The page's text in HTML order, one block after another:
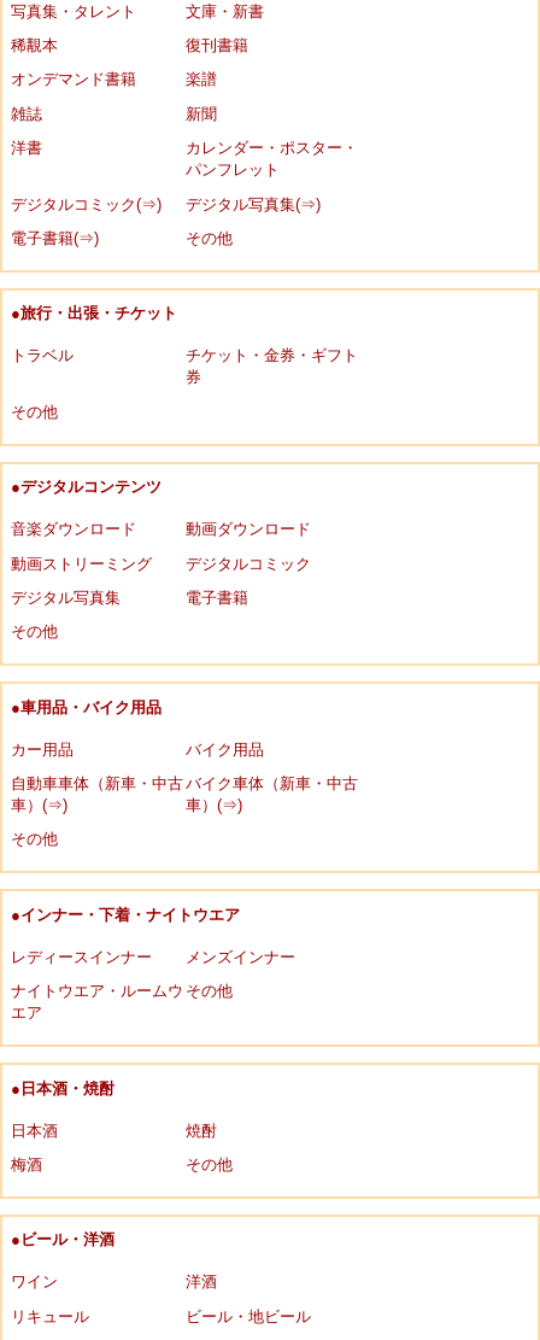
写真集・タレント
文庫・新書
稀覯本
復刊書籍
オンデマンド書籍
楽譜
雑誌
新聞
洋書
カレンダー・ポスター・
パンフレット
デジタルコミック(⇒)
デジタル写真集(⇒)
電子書籍(⇒)
その他
●旅行・出張・チケット
トラベル
チケット・金券・ギフト
券
その他
●デジタルコンテンツ
音楽ダウンロード
動画ダウンロード
動画ストリーミング
デジタルコミック
デジタル写真集
電子書籍
その他
●車用品・バイク用品
カー用品
バイク用品
自動車車体（新車・中古
車）(⇒)
バイク車体（新車・中古
車）(⇒)
その他
●インナー・下着・ナイトウエア
レディースインナー
メンズインナー
ナイトウエア・ルームウ
エア
その他
●日本酒・焼酎
日本酒
焼酎
梅酒
その他
●ビール・洋酒
ワイン
洋酒
リキュール
ビール・地ビール